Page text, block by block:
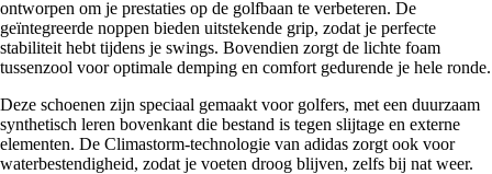
ontworpen om je prestaties op de golfbaan te verbeteren. De
geïntegreerde noppen bieden uitstekende grip, zodat je perfecte
stabiliteit hebt tijdens je swings. Bovendien zorgt de lichte foam
tussenzool voor optimale demping en comfort gedurende je hele ronde.
Deze schoenen zijn speciaal gemaakt voor golfers, met een duurzaam
synthetisch leren bovenkant die bestand is tegen slijtage en externe
elementen. De Climastorm-technologie van adidas zorgt ook voor
waterbestendigheid, zodat je voeten droog blijven, zelfs bij nat weer.